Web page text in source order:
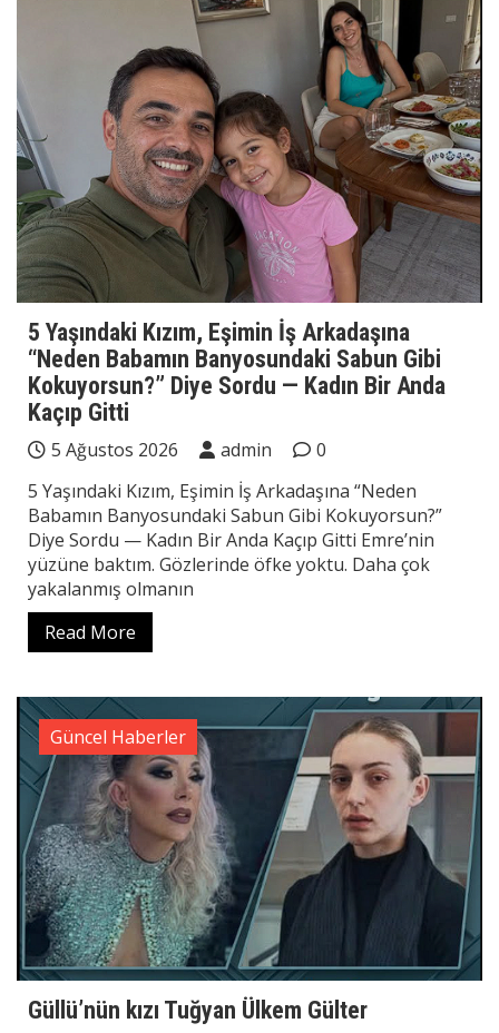
5 Yaşındaki Kızım, Eşimin İş Arkadaşına
“Neden Babamın Banyosundaki Sabun Gibi
Kokuyorsun?” Diye Sordu — Kadın Bir Anda
Kaçıp Gitti
5 Ağustos 2026 admin
0
5 Yaşındaki Kızım, Eşimin İş Arkadaşına “Neden
Babamın Banyosundaki Sabun Gibi Kokuyorsun?”
Diye Sordu — Kadın Bir Anda Kaçıp Gitti Emre’nin
yüzüne baktım. Gözlerinde öfke yoktu. Daha çok
yakalanmış olmanın
Read More
Güncel Haberler
Güllü’nün kızı Tuğyan Ülkem Gülter